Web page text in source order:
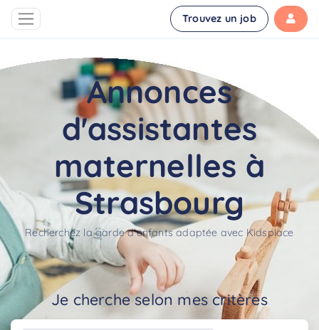
Trouvez un job
Annonces
d'assistantes
maternelles à
Strasbourg
Recherchez la garde d'enfants adaptée avec Kidsplace
Je cherche selon mes critères